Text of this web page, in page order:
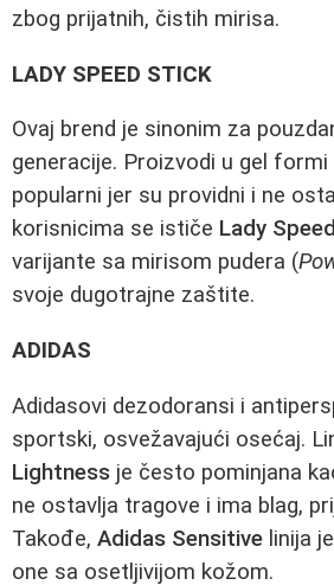
zbog prijatnih, čistih mirisa.
LADY SPEED STICK
Ovaj brend je sinonim za
generacije. Proizvodi u gel
popularni jer su providni i ne
korisnicima se ističe Lady
varijante sa mirisom pudera (
svoje dugotrajne zaštite.
ADIDAS
Adidasovi dezodoransi i
sportski, osvežavajući osećaj.
Lightness je često pominjana
ne ostavlja tragove i ima blag,
Takođe, Adidas Sensitive linija
one sa osetljivijom kožom.